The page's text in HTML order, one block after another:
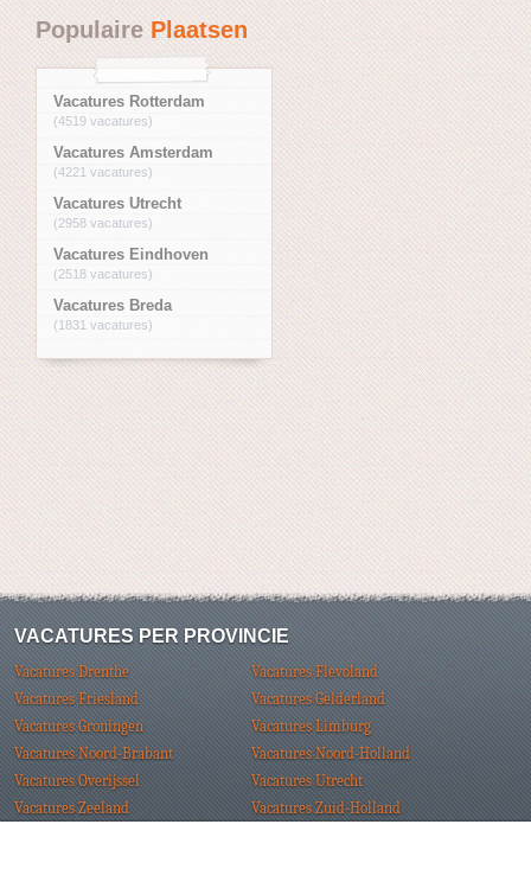
PopulairePlaatsen
Vacatures Rotterdam
(4519 vacatures)
Vacatures Amsterdam
(4221 vacatures)
Vacatures Utrecht
(2958 vacatures)
Vacatures Eindhoven
(2518 vacatures)
Vacatures Breda
(1831 vacatures)
VACATURES PER PROVINCIE
Vacatures Drenthe
Vacatures Flevoland
Vacatures Friesland
Vacatures Gelderland
Vacatures Groningen
Vacatures Limburg
Vacatures Noord-Brabant
Vacatures Noord-Holland
Vacatures Overijssel
Vacatures Utrecht
Vacatures Zeeland
Vacatures Zuid-Holland